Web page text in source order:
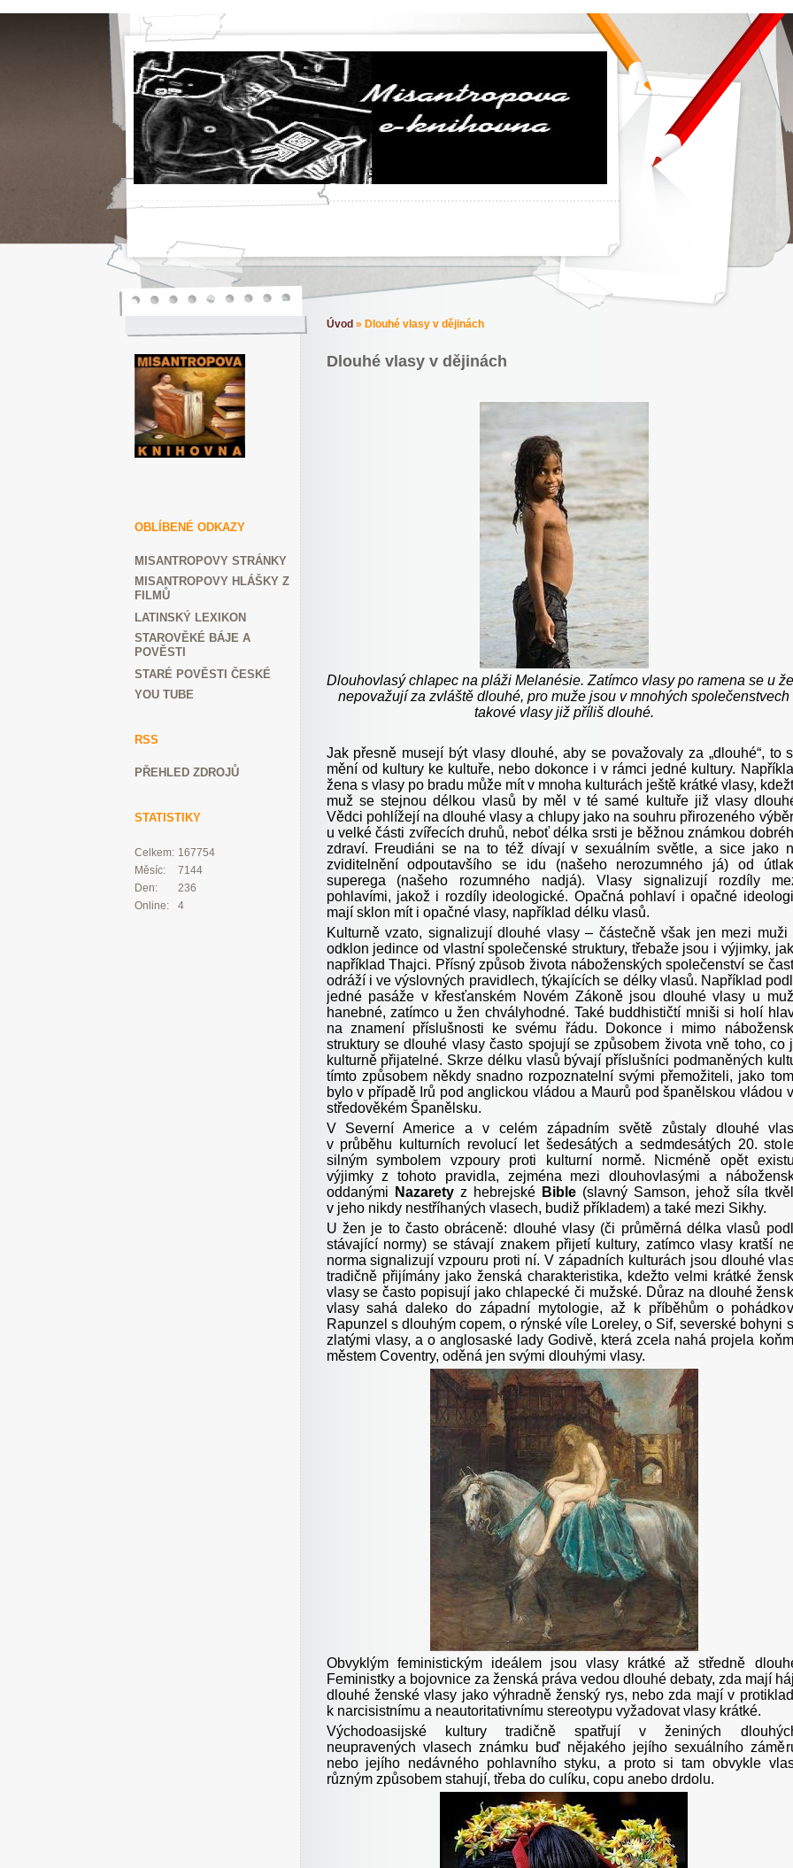
OBLÍBENÉ ODKAZY
MISANTROPOVY STRÁNKY
MISANTROPOVY HLÁŠKY Z
FILMŮ
LATINSKÝ LEXIKON
STAROVĚKÉ BÁJE A
POVĚSTI
STARÉ POVĚSTI ČESKÉ
YOU TUBE
RSS
PŘEHLED ZDROJŮ
STATISTIKY
Online: 4
Celkem: 167754
Měsíc:
7144
Den:
236
Úvod » Dlouhé vlasy v dějinách
Dlouhé vlasy v dějinách
Dlouhovlasý chlapec na pláži Melanésie. Zatímco vlasy po ramena se u
nepovažují za zvláště dlouhé, pro muže jsou v mnohých společenstvech
takové vlasy již příliš dlouhé.
Jak přesně musejí být vlasy dlouhé, aby se považovaly za „dlouhé“, to
mění od kultury ke kultuře, nebo dokonce i v rámci jedné kultury.
žena s vlasy po bradu může mít v mnoha kulturách ještě krátké vlasy,
muž se stejnou délkou vlasů by měl v té samé kultuře již vlasy
Vědci pohlížejí na dlouhé vlasy a chlupy jako na souhru přirozeného
u velké části zvířecích druhů, neboť délka srsti je běžnou známkou
zdraví. Freudiáni se na to též dívají v sexuálním světle, a sice jako
zviditelnění odpoutavšího se idu (našeho nerozumného já) od
superega (našeho rozumného nadjá). Vlasy signalizují rozdíly
pohlavími, jakož i rozdíly ideologické. Opačná pohlaví i opačné
mají sklon mít i opačné vlasy, například délku vlasů.
Kulturně vzato, signalizují dlouhé vlasy – částečně však jen mezi muži
odklon jedince od vlastní společenské struktury, třebaže jsou i výjimky,
například Thajci. Přísný způsob života náboženských společenství se
odráží i ve výslovných pravidlech, týkajících se délky vlasů. Například
jedné pasáže v křesťanském Novém Zákoně jsou dlouhé vlasy u
hanebné, zatímco u žen chvályhodné. Také buddhističtí mniši si holí
na znamení příslušnosti ke svému řádu. Dokonce i mimo
struktury se dlouhé vlasy často spojují se způsobem života vně toho, co
kulturně přijatelné. Skrze délku vlasů bývají příslušníci podmaněných
tímto způsobem někdy snadno rozpoznatelní svými přemožiteli, jako
bylo v případě Irů pod anglickou vládou a Maurů pod španělskou vládou
středověkém Španělsku.
V Severní Americe a v celém západním světě zůstaly dlouhé
v průběhu kulturních revolucí let šedesátých a sedmdesátých 20.
silným symbolem vzpoury proti kulturní normě. Nicméně opět
výjimky z tohoto pravidla, zejména mezi dlouhovlasými a
oddanými
Nazaretyz hebrejské Bible(slavný Samson, jehož síla
v jeho nikdy nestříhaných vlasech, budiž příkladem) a také mezi Sikhy.
U žen je to často obráceně: dlouhé vlasy (či průměrná délka vlasů
stávající normy) se stávají znakem přijetí kultury, zatímco vlasy kratší
norma signalizují vzpouru proti ní. V západních kulturách jsou dlouhé
tradičně přijímány jako ženská charakteristika, kdežto velmi krátké
vlasy se často popisují jako chlapecké či mužské. Důraz na dlouhé
vlasy sahá daleko do západní mytologie, až k příběhům o
Rapunzel s dlouhým copem, o rýnské víle Loreley, o Sif, severské bohyni
zlatými vlasy, a o anglosaské lady Godivě, která zcela nahá projela
městem Coventry, oděná jen svými dlouhými vlasy.
Obvyklým feministickým ideálem jsou vlasy krátké až středně
Feministky a bojovnice za ženská práva vedou dlouhé debaty, zda mají
dlouhé ženské vlasy jako výhradně ženský rys, nebo zda mají v
k narcisistnímu a neautoritativnímu stereotypu vyžadovat vlasy krátké.
Východoasijské kultury tradičně spatřují v ženiných
neupravených vlasech známku buď nějakého jejího sexuálního
nebo jejího nedávného pohlavního styku, a proto si tam obvykle
různým způsobem stahují, třeba do culíku, copu anebo drdolu.